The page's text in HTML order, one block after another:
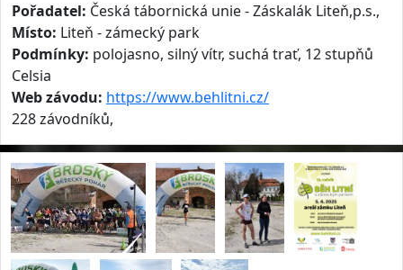
Pořadatel: Česká tábornická unie - Záskalák Liteň,p.s.,
Místo: Liteň - zámecký park
Podmínky: polojasno, silný vítr, suchá trať, 12 stupňů
Celsia
Web závodu: https://www.behlitni.cz/
228 závodníků,